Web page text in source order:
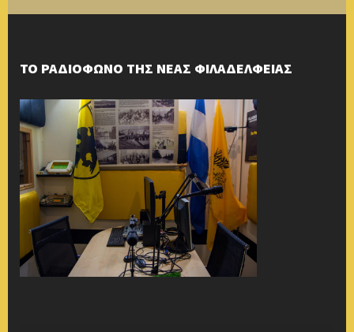
ΤΟ ΡΑΔΙΟΦΩΝΟ ΤΗΣ ΝΕΑΣ ΦΙΛΑΔΕΛΦΕΙΑΣ